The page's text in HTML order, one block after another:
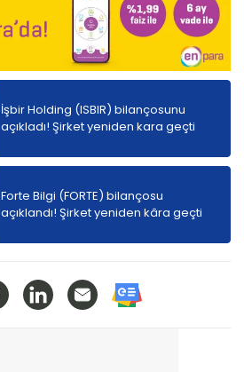
İşbir Holding (ISBIR) bilançosunu
açıkladı! Şirket yeniden kara geçti
Forte Bilgi (FORTE) bilançosu
açıklandı! Şirket yeniden kâra geçti